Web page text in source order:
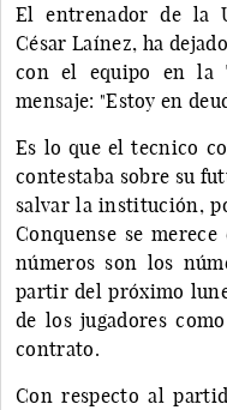
El entrenador de la
César Laínez, ha
con el equipo en la
mensaje: "Estoy en
Es lo que el tecnico
contestaba sobre su
salvar la institución,
Conquense se
números son los
partir del próximo
de los jugadores
contrato.
Con respecto al